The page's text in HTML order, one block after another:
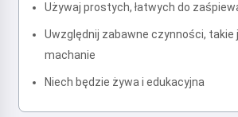
Używaj prostych, łatwych do
Uwzględnij zabawne czynności, takie
machanie
Niech będzie żywa i edukacyjna